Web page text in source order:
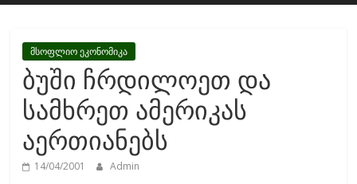
მსოფლიო ეკონომიკა
ბუში ჩრდილოეთ და
სამხრეთ ამერიკას
აერთიანებს
14/04/2001 Admin